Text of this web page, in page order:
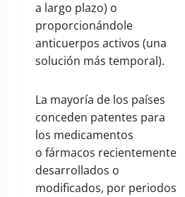
a largo plazo) o
proporcionándole
anticuerpos activos (una
solución más temporal).
La mayoría de los países
conceden patentes para
los medicamentos
o fármacos recientemente
desarrollados o
modificados, por periodos